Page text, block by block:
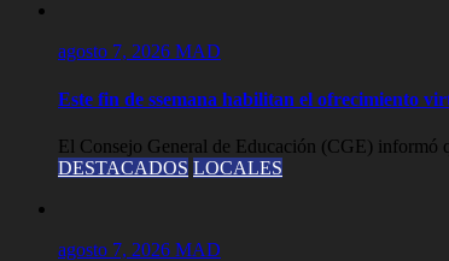
agosto 7, 2026 MAD
Este fin de ssemana habilitan el ofrecimiento
El Consejo General de Educación (CGE) informó
DESTACADOS LOCALES
agosto 7, 2026 MAD